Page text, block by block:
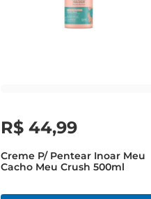
R$ 44,99
Creme P/ Pentear Inoar Meu
Cacho Meu Crush 500ml